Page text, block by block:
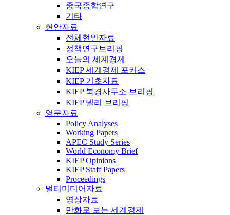
중국종합연구
기타
현안자료
전체현안자료
정책연구브리핑
오늘의 세계경제
KIEP 세계경제 포커스
KIEP 기초자료
KIEP 북경사무소 브리핑
KIEP 델리 브리핑
영문자료
Policy Analyses
Working Papers
APEC Study Series
World Economy Brief
KIEP Opinions
KIEP Staff Papers
Proceedings
멀티미디어자료
영상자료
만화로 보는 세계경제